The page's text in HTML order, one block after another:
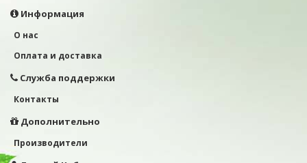
Информация
О нас
Оплата и доставка
Служба поддержки
Контакты
Дополнительно
Производители